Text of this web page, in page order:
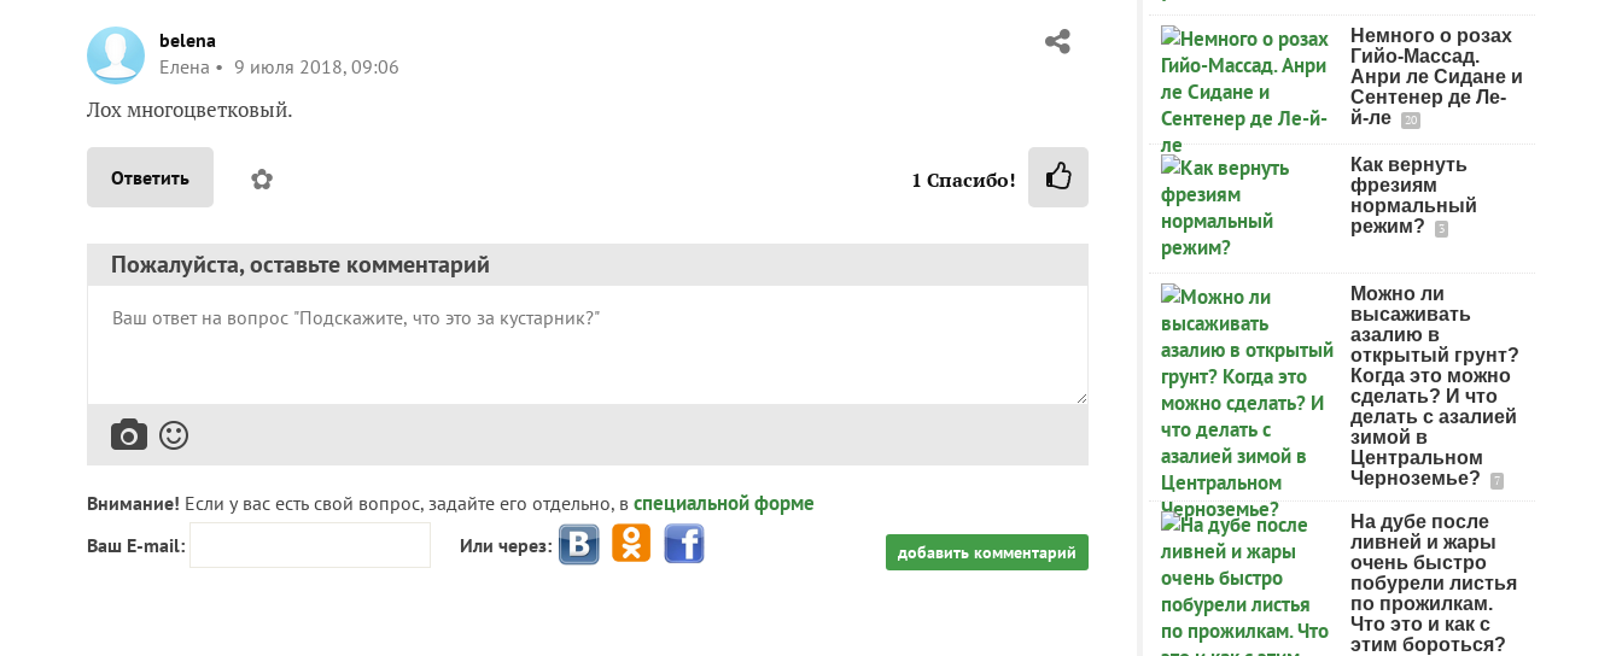
belena
Елена
9 июля 2018, 09:06
Лох многоцветковый.
Ответить ✿ 1 Спасибо!
Пожалуйста, оставьте комментарий
Внимание! Если у вас есть свой вопрос, задайте его отдельно, в специальной форме
Ваш E-mail: Или через: добавить комментарий
Немного о розах
Гийо-Массад.
Анри ле Сидане и
Сентенер де Ле-
й-ле
20
Как вернуть
фрезиям
нормальный
режим?
3
Можно ли
высаживать
азалию в
открытый грунт?
Когда это можно
сделать? И что
делать с азалией
зимой в
Центральном
Черноземье?
7
На дубе после
ливней и жары
очень быстро
побурели листья
по прожилкам.
Что это и как с
этим бороться?